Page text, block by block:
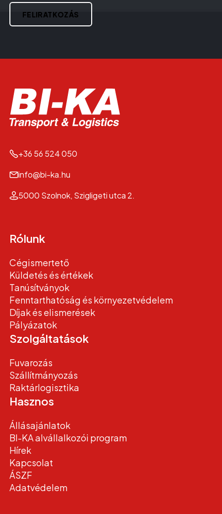
CAPTCHA
FELIRATKOZÁS
+36 56 524 050
info@bi-ka.hu
5000 Szolnok, Szigligeti utca 2.
Rólunk
Cégismertető
Küldetés és értékek
Tanúsítványok
Fenntarthatóság és környezetvédelem
Díjak és elismerések
Pályázatok
Szolgáltatások
Fuvarozás
Szállítmányozás
Raktárlogisztika
Hasznos
Állásajánlatok
BI-KA alvállalkozói program
Hírek
Kapcsolat
ÁSZF
Adatvédelem